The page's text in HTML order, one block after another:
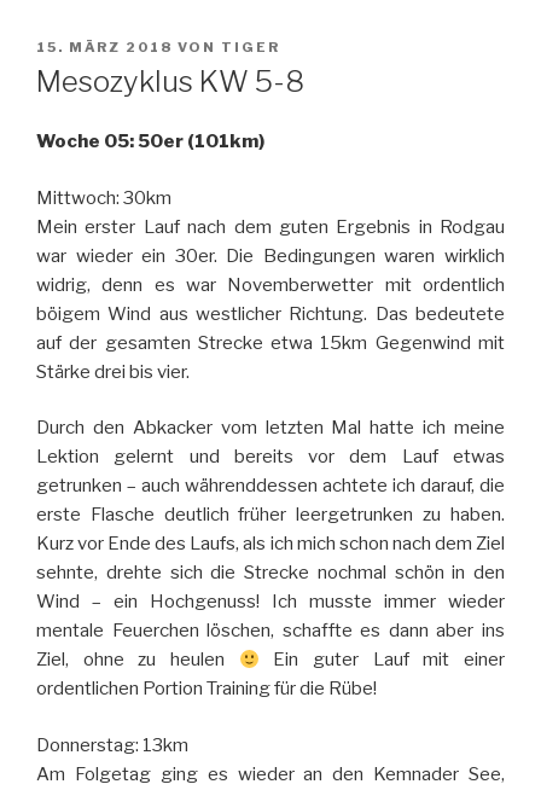
VERÖFFENTLICHT
AM
15. MÄRZ 2018 VON TIGER
Mesozyklus KW 5-8
Woche 05: 50er (101km)
Mittwoch: 30km
Mein erster Lauf nach dem guten Ergebnis in Rodgau
war wieder ein 30er. Die Bedingungen waren wirklich
widrig, denn es war Novemberwetter mit ordentlich
böigem Wind aus westlicher Richtung. Das bedeutete
auf der gesamten Strecke etwa 15km Gegenwind mit
Stärke drei bis vier.
Durch den Abkacker vom letzten Mal hatte ich meine
Lektion gelernt und bereits vor dem Lauf etwas
getrunken – auch währenddessen achtete ich darauf, die
erste Flasche deutlich früher leergetrunken zu haben.
Kurz vor Ende des Laufs, als ich mich schon nach dem Ziel
sehnte, drehte sich die Strecke nochmal schön in den
Wind – ein Hochgenuss! Ich musste immer wieder
mentale Feuerchen löschen, schaffte es dann aber ins
Ziel, ohne zu heulen
Ein guter Lauf mit einer
ordentlichen Portion Training für die Rübe!
Donnerstag: 13km
Am Folgetag ging es wieder an den Kemnader See,